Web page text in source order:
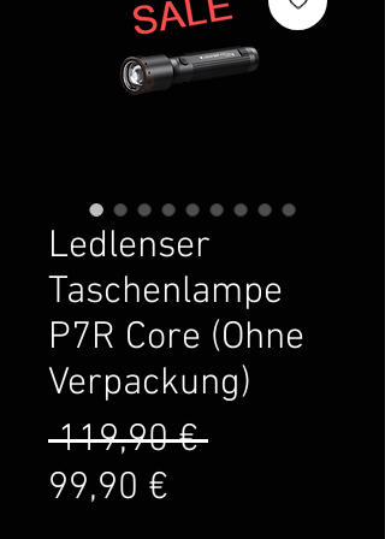
Ledlenser
Taschenlampe
P7R Core (Ohne
Verpackung)
119,90 €
99,90 €